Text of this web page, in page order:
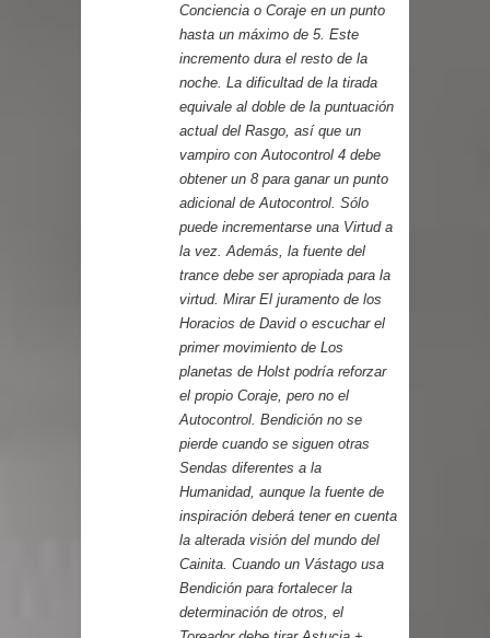
Conciencia o Coraje en un punto
hasta un máximo de 5. Este
incremento dura el resto de la
noche. La dificultad de la tirada
equivale al doble de la puntuación
actual del Rasgo, así que un
vampiro con Autocontrol 4 debe
obtener un 8 para ganar un punto
adicional de Autocontrol. Sólo
puede incrementarse una Virtud a
la vez. Además, la fuente del
trance debe ser apropiada para la
virtud. Mirar El juramento de los
Horacios de David o escuchar el
primer movimiento de Los
planetas de Holst podría reforzar
el propio Coraje, pero no el
Autocontrol. Bendición no se
pierde cuando se siguen otras
Sendas diferentes a la
Humanidad, aunque la fuente de
inspiración deberá tener en cuenta
la alterada visión del mundo del
Cainita. Cuando un Vástago usa
Bendición para fortalecer la
determinación de otros, el